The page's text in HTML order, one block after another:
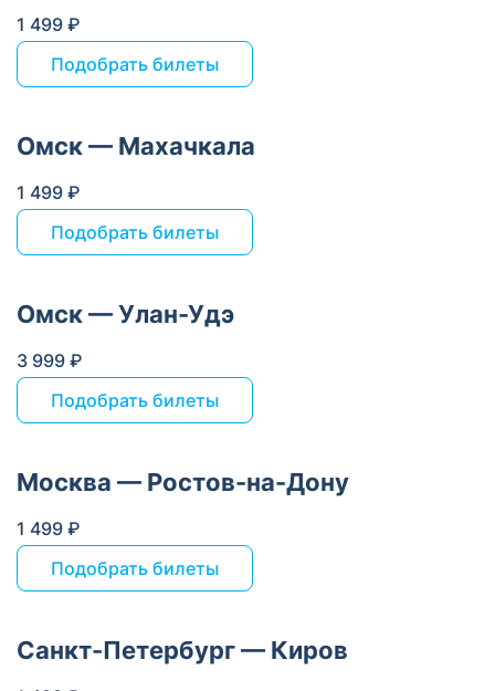
1 499 ₽
Подобрать билеты
Омск — Махачкала
1 499 ₽
Подобрать билеты
Омск — Улан-Удэ
3 999 ₽
Подобрать билеты
Москва — Ростов-на-Дону
1 499 ₽
Подобрать билеты
Санкт-Петербург — Киров